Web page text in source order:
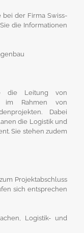
bei der Firma Swiss-
die Informationen
die Leitung von
im Rahmen von
Dabei
die Logistik und
Sie stehen zudem
Projektabschluss
sich entsprechen
Logistik- und